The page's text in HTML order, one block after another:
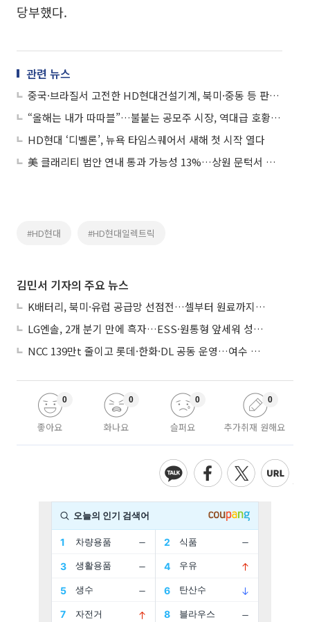
당부했다.
관련 뉴스
중국·브라질서 고전한 HD현대건설기계, 북미·중동 등 판매처 다각화 성공
“올해는 내가 따따블”…불붙는 공모주 시장, 역대급 호황 예고
HD현대 ‘디벨론’, 뉴욕 타임스퀘어서 새해 첫 시작 열다
美 클래리티 법안 연내 통과 가능성 13%…상원 문턱서 제동
#HD현대 #HD현대일렉트릭
김민서 기자의 주요 뉴스
K배터리, 북미·유럽 공급망 선점전…셀부터 원료까지 현지화
LG엔솔, 2개 분기 만에 흑자…ESS·원통형 앞세워 성장 가속
NCC 139만t 줄이고 롯데·한화·DL 공동 운영…여수 1호 본궤도
좋아요
0
화나요
0
슬퍼요
0
추가취재 원해요
0